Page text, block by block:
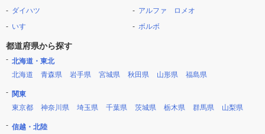
ダイハツ
いすゞ
アルファ ロメオ
ボルボ
都道府県から探す
北海道・東北
北海道
青森県 岩手県 宮城県 秋田県 山形県 福島県
関東
東京都
神奈川県 埼玉県 千葉県 茨城県 栃木県 群馬県 山梨県
信越・北陸